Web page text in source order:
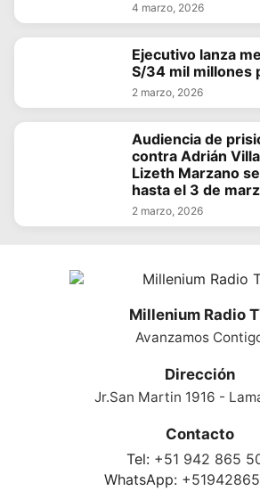
4 marzo, 2026
Ejecutivo lanza
S/34 mil millones
2 marzo, 2026
Audiencia de
contra Adrián
Lizeth Marzano
hasta el 3 de
2 marzo, 2026
Millenium Radio
Avanzamos
Dirección
Jr.San Martin 1916 -
Contacto
Tel: +51 942 865
WhatsApp: